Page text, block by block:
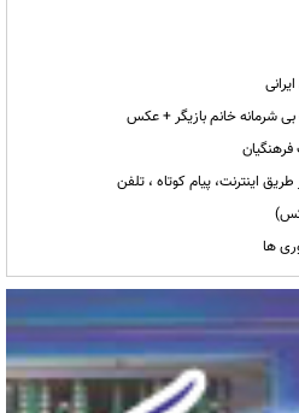
شرمانه خانم بازیگر + عکس
اینترنت، پیام کوتاه ، تلفن
ها